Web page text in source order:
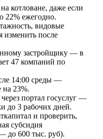
котловане, даже если
22% ежегодно.
видовые
изменить после
застройщику — в
47 компаний по
14:00 среды —
на 23%.
портал госуслуг —
до 3 рабочих дней.
и проверить,
субсидия
до 600 тыс. руб).